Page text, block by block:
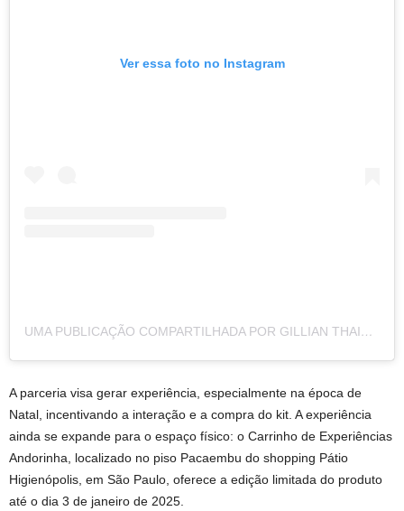
Ver essa foto no Instagram
UMA PUBLICAÇÃO COMPARTILHADA POR GILLIAN THAIS | ATELIÊ DE DOCES – MENTORA (@GILLIANTHAIS)
A parceria visa gerar experiência, especialmente na época de
Natal, incentivando a interação e a compra do kit. A experiência
ainda se expande para o espaço físico: o Carrinho de Experiências
Andorinha, localizado no piso Pacaembu do shopping Pátio
Higienópolis, em São Paulo, oferece a edição limitada do produto
até o dia 3 de janeiro de 2025.